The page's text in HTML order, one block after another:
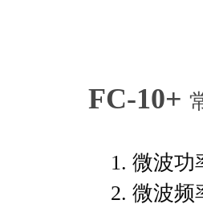
FC-10+
1. 微波功
2. 微波频